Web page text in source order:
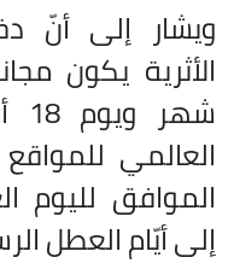
ويشار إلى أنّ
الأثرية يكون
الموافق لليوم
إلى أيّام العطل